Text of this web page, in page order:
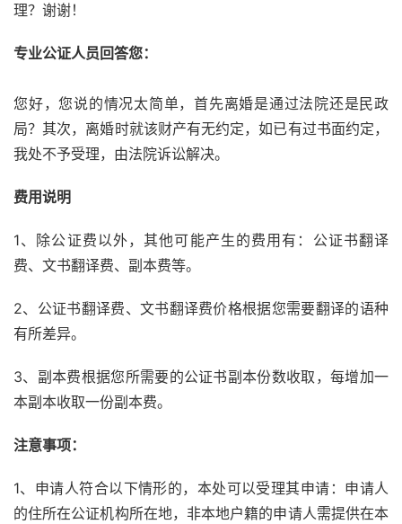
理？谢谢！
专业公证人员回答您：
您好，您说的情况太简单，首先离婚是通过法院还是民政
局？其次，离婚时就该财产有无约定，如已有过书面约定，
我处不予受理，由法院诉讼解决。
费用说明
1、除公证费以外，其他可能产生的费用有：公证书翻译
费、文书翻译费、副本费等。
2、公证书翻译费、文书翻译费价格根据您需要翻译的语种
有所差异。
3、副本费根据您所需要的公证书副本份数收取，每增加一
本副本收取一份副本费。
注意事项：
1、申请人符合以下情形的，本处可以受理其申请：申请人
的住所在公证机构所在地，非本地户籍的申请人需提供在本